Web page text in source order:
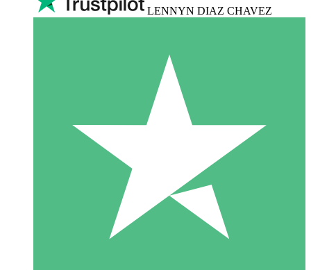
LENNYN DIAZ CHAVEZ